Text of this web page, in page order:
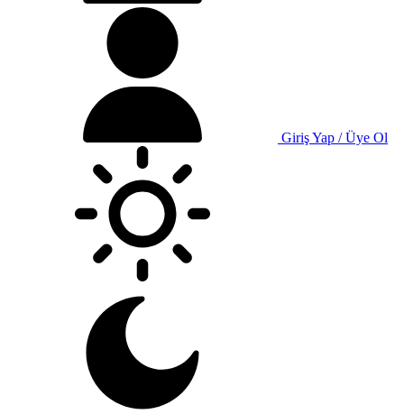
Giriş Yap / Üye Ol